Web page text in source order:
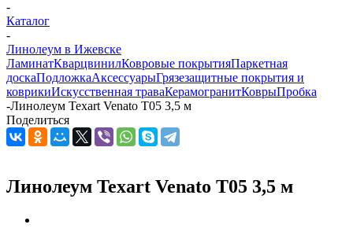
-
Каталог
-
Линолеум в Ижевске
ЛаминатКварцвинилКовровые покрытияПаркетная
доскаПодложкаАксессуарыГрязезащитные покрытия и
коврикиИскусственная траваКерамогранитКоврыПробка
-Линолеум Texart Venato T05 3,5 м
Поделиться
Линолеум Texart Venato T05 3,5 м